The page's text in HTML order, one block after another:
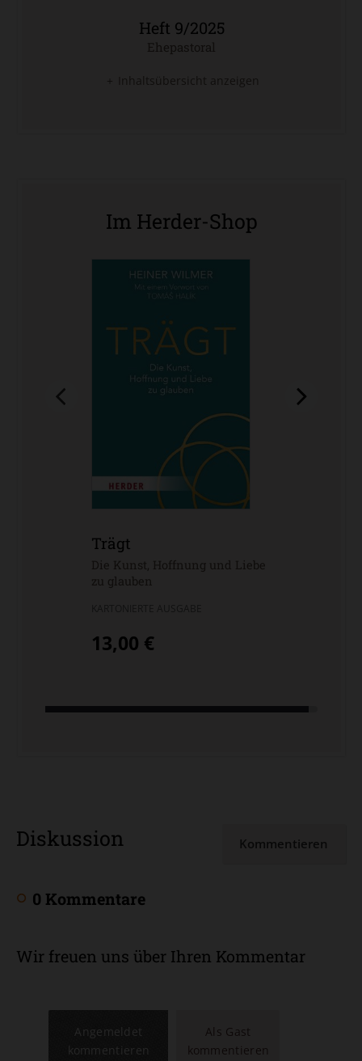
Heft 9/2025
:
Ehepastoral
Inhaltsübersicht anzeigen
Im Herder-Shop
Trägt
-
Die Kunst, Hoffnung und Liebe
zu glauben
13,00 €
Diskussion Kommentieren
0 Kommentare
Wir freuen uns über Ihren Kommentar
Angemeldet
kommentieren
Als Gast
kommentieren